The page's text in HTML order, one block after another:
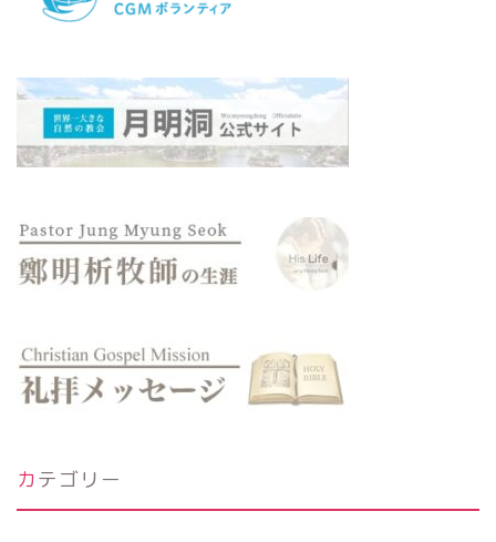
カテゴリー